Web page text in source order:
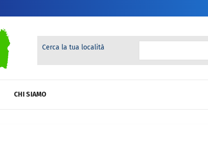
Cerca la tua località
CHI SIAMO